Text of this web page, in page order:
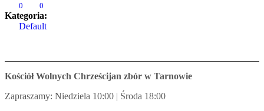
0 0
Kategoria:
Default
Kościół Wolnych Chrześcijan zbór w Tarnowie
Zapraszamy: Niedziela 10:00 | Środa 18:00